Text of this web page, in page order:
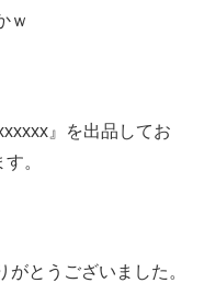
ｗ
』を出品してお
。
とうございました。